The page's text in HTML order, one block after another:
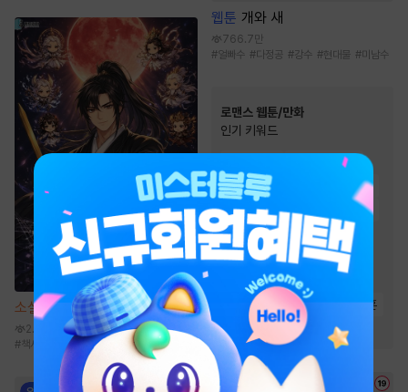
소설 무공 파훼법의 천재
2.9만
# 책사 통쾌함 #천마 신무협 #먼치킨
웹툰 개와 새
766.7만
#얼빠수 #다정공 #강수 #현대물 #미남수
로맨스 웹툰/만화
인기 키워드
역사/시대물
#서양풍
재회물
#다정남 #까칠남
재벌남
# 짝사랑
트라우마
#오피스물
친구>연인
친구 #직진녀
동거 첫사랑 #연애/결혼
능글남 성장물